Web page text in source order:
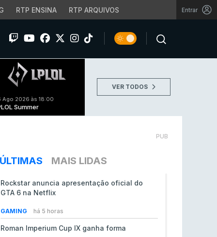
RTP ENSINA RTP ARQUIVOS Entrar
Ago 2026 às 18:00
Summer
VER TODOS
PUB
ÚLTIMAS MAIS LIDAS
Rockstar anuncia apresentação oficial do
GTA 6 na Netflix
GAMING há 5 horas
Roman Imperium Cup IX ganha forma